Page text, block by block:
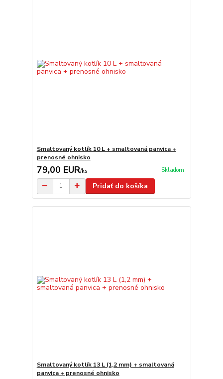
Smaltovaný kotlík 10 L + smaltovaná panvica +
prenosné ohnisko
79,00 EUR/ks Skladom
Pridať do košíka
Smaltovaný kotlík 13 L (1,2 mm) + smaltovaná
panvica + prenosné ohnisko